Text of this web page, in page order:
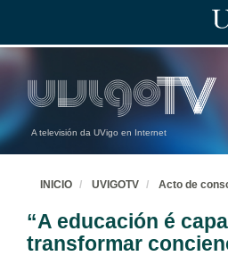
A televisión da UVigo en Internet
INICIO UVIGOTV Acto de
“A educación é
transformar